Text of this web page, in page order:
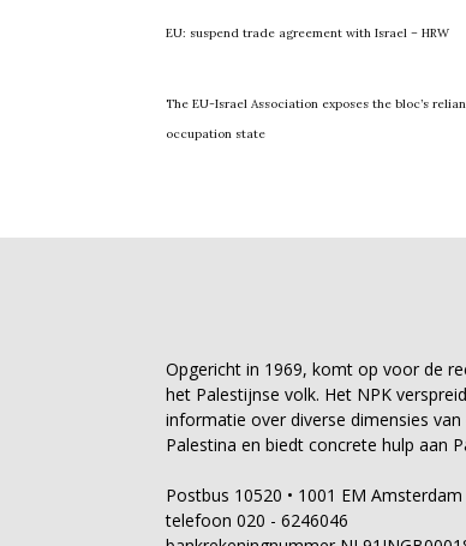
EU: suspend trade agreement with Israel – HRW
The EU-Israel Association exposes the bloc’s
occupation state
Opgericht in 1969, komt op voor de
het Palestijnse volk. Het NPK
informatie over diverse dimensies van
Palestina en biedt concrete hulp aan
Postbus 10520 • 1001 EM Amsterdam
telefoon 020 - 6246046